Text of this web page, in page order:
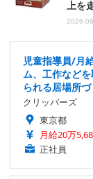
上を
児童指導員/月
ム、工作など
られる居場所づ
クリッパーズ
東京都
月給20万
正社員